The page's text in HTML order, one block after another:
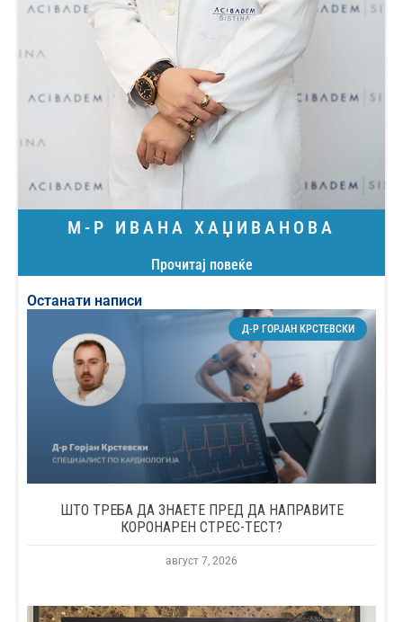
М-Р ИВАНА ХАЏИВАНОВА
Прочитај повеќе
Останати написи
Д-Р ГОРЈАН КРСТЕВСКИ
ШТО ТРЕБА ДА ЗНАЕТЕ ПРЕД ДА НАПРАВИТЕ
КОРОНАРЕН СТРЕС-ТЕСТ?
август 7, 2026